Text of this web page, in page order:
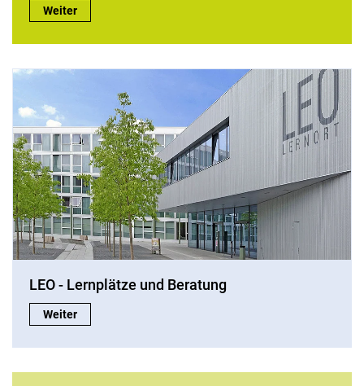
Studium und Praktikum im Ausland:
Weiter
LEO - Lernplätze und Beratung
LEO - Lernplätze und Beratung:
Weiter